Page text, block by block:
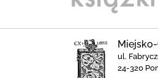
ul.
24-320